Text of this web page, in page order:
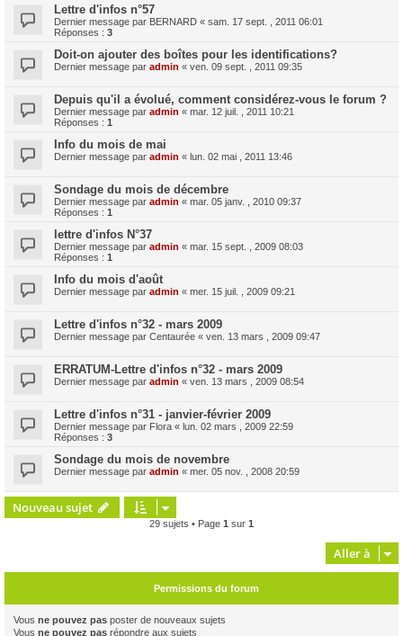
Lettre d'infos n°57
Dernier message par BERNARD « sam. 17 sept. , 2011 06:01
Réponses : 3
Doit-on ajouter des boîtes pour les identifications?
Dernier message par admin « ven. 09 sept. , 2011 09:35
Depuis qu'il a évolué, comment considérez-vous le forum ?
Dernier message par admin « mar. 12 juil. , 2011 10:21
Réponses : 1
Info du mois de mai
Dernier message par admin « lun. 02 mai , 2011 13:46
Sondage du mois de décembre
Dernier message par admin « mar. 05 janv. , 2010 09:37
Réponses : 1
lettre d'infos N°37
Dernier message par admin « mar. 15 sept. , 2009 08:03
Réponses : 1
Info du mois d'août
Dernier message par admin « mer. 15 juil. , 2009 09:21
Lettre d'infos n°32 - mars 2009
Dernier message par Centaurée « ven. 13 mars , 2009 09:47
ERRATUM-Lettre d'infos n°32 - mars 2009
Dernier message par admin « ven. 13 mars , 2009 08:54
Lettre d'infos n°31 - janvier-février 2009
Dernier message par Flora « lun. 02 mars , 2009 22:59
Réponses : 3
Sondage du mois de novembre
Dernier message par admin « mer. 05 nov. , 2008 20:59
Nouveau sujet
29 sujets • Page 1 sur 1
Aller à
Permissions du forum
Vous ne pouvez pas poster de nouveaux sujets
Vous ne pouvez pas répondre aux sujets